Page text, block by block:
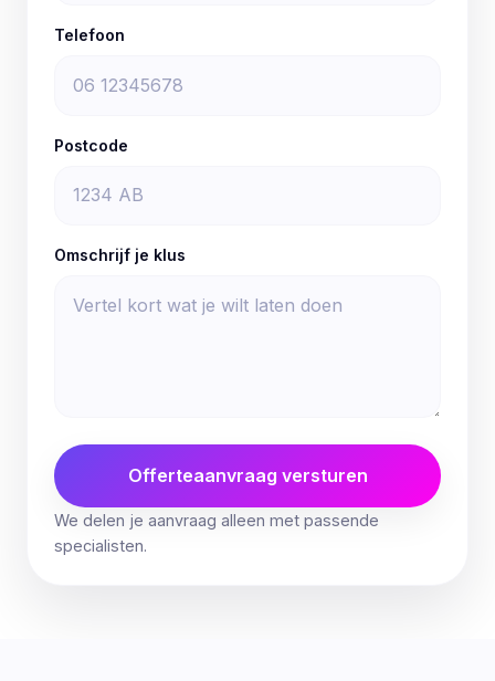
Telefoon
Postcode
Omschrijf je klus
Offerteaanvraag versturen
We delen je aanvraag alleen met passende
specialisten.